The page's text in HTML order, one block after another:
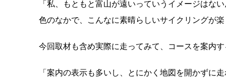
「私、もともと富山が遠いっていうイメージはな
色のなかで、こんなに素晴らしいサイクリングが
今回取材も含め実際に走ってみて、コースを案内
「案内の表示も多いし、とにかく地図を開かずに